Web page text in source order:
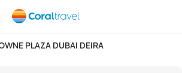
PLAZA DUBAI DEIRA